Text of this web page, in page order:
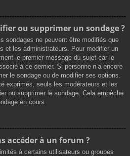
ou supprimer un sondage ?
sondages ne peuvent être modifiés que
et les administrateurs. Pour modifier un
le premier message du sujet car le
à ce dernier. Si personne n’a encore
le sondage ou de modifier ses options.
exprimés, seuls les modérateurs et les
ou supprimer le sondage. Cela empêche
en cours.
accéder à un forum ?
à certains utilisateurs ou groupes